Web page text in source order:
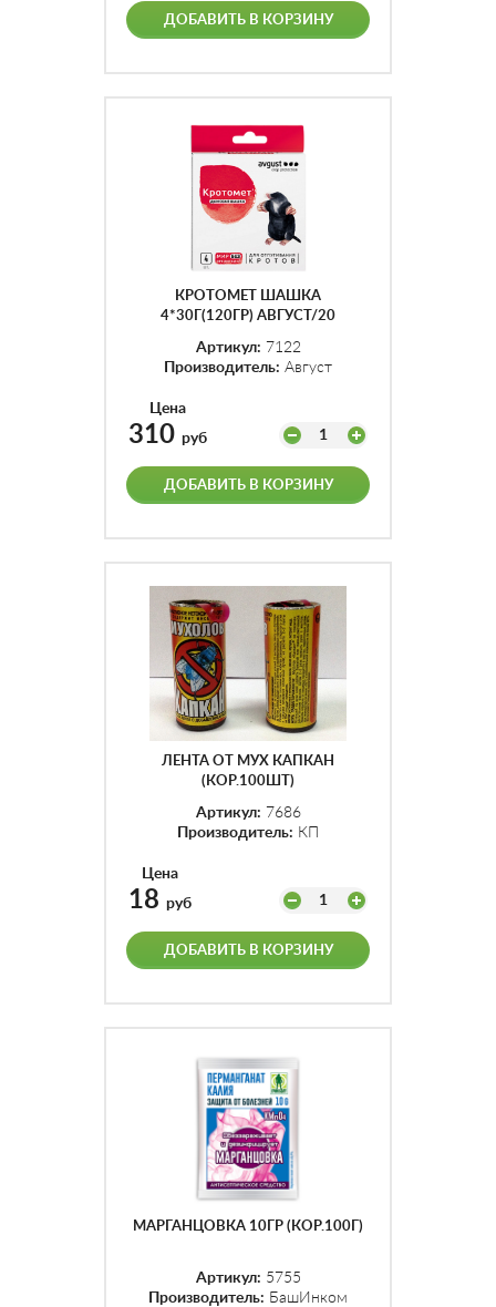
ДОБАВИТЬ В КОРЗИНУ
КРОТОМЕТ ШАШКА
4*30Г(120ГР) АВГУСТ/20
Артикул: 7122
Производитель: Август
Цена
310 руб 1
ДОБАВИТЬ В КОРЗИНУ
ЛЕНТА ОТ МУХ КАПКАН
(КОР.100ШТ)
Артикул: 7686
Производитель: КП
Цена
18 руб 1
ДОБАВИТЬ В КОРЗИНУ
МАРГАНЦОВКА 10ГР (КОР.100Г)
Артикул: 5755
Производитель: БашИнком